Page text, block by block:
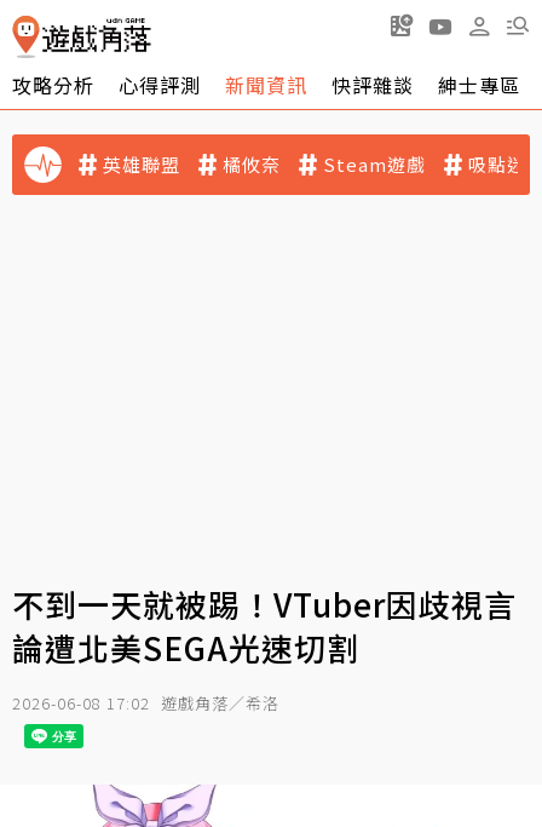
攻略分析 心得評測 新聞資訊 快評雜談 紳士專區
英雄聯盟 橘攸奈 Steam遊戲 吸點迷
不到一天就被踢！VTuber因歧視言
論遭北美SEGA光速切割
2026-06-08 17:02 遊戲角落／希洛